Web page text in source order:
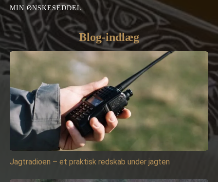
MIN ØNSKESEDDEL
Blog-indlæg
Jagtradioen – et praktisk redskab under jagten